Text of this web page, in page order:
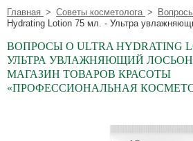
Главная Советы косметолога
Hydrating Lotion 75 мл. - Ультра
ВОПРОСЫ О ULTRA HYDRATING
УЛЬТРА УВЛАЖНЯЮЩИЙ ЛОСЬОН
МАГАЗИН ТОВАРОВ КРАСОТЫ
«ПРОФЕССИОНАЛЬНАЯ